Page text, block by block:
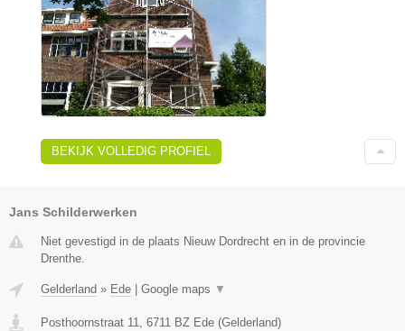
BEKIJK VOLLEDIG PROFIEL
Jans Schilderwerken
Niet gevestigd in de plaats Nieuw Dordrecht en in de provincie
Drenthe.
Gelderland » Ede Google maps ▼
Posthoornstraat 11 6711 BZ Ede (Gelderland)